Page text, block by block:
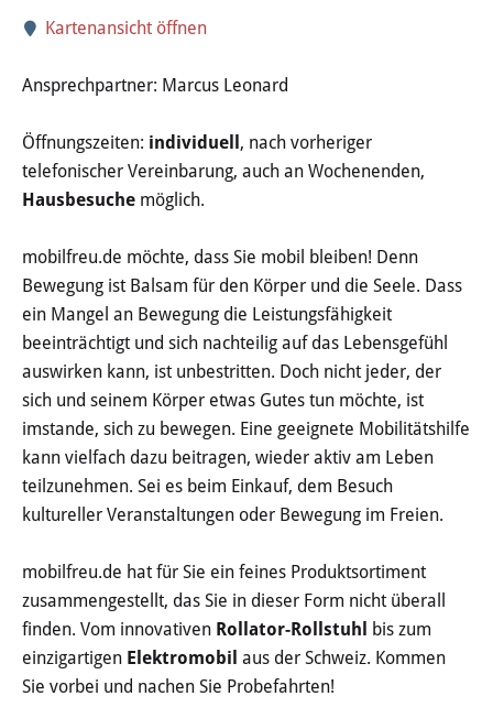
Kartenansicht öffnen
Ansprechpartner: Marcus Leonard
Öffnungszeiten: individuell, nach vorheriger
telefonischer Vereinbarung, auch an Wochenenden,
Hausbesuche möglich.
mobilfreu.de möchte, dass Sie mobil bleiben! Denn
Bewegung ist Balsam für den Körper und die Seele. Dass
ein Mangel an Bewegung die Leistungsfähigkeit
beeinträchtigt und sich nachteilig auf das Lebensgefühl
auswirken kann, ist unbestritten. Doch nicht jeder, der
sich und seinem Körper etwas Gutes tun möchte, ist
imstande, sich zu bewegen. Eine geeignete Mobilitätshilfe
kann vielfach dazu beitragen, wieder aktiv am Leben
teilzunehmen. Sei es beim Einkauf, dem Besuch
kultureller Veranstaltungen oder Bewegung im Freien.
mobilfreu.de hat für Sie ein feines Produktsortiment
zusammengestellt, das Sie in dieser Form nicht überall
finden. Vom innovativen Rollator-Rollstuhl bis zum
einzigartigen Elektromobil aus der Schweiz. Kommen
Sie vorbei und nachen Sie Probefahrten!
Satzungen & Stadtrecht
Steuern & Gebühren
Haushalt
Sitzungsinfo
Gremien
Kinder- und Jugendparlament
Danke für die Anmeldung
Pressecenter
Aktuelle Meldungen